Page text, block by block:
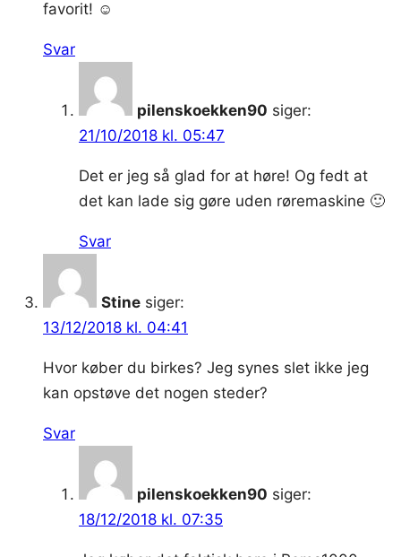
favorit! ☺️
Svar
pilenskoekken90 siger:
21/10/2018 kl. 05:47
Det er jeg så glad for at høre! Og fedt at
det kan lade sig gøre uden røremaskine 🙂
Svar
Stine siger:
13/12/2018 kl. 04:41
Hvor køber du birkes? Jeg synes slet ikke jeg
kan opstøve det nogen steder?
Svar
pilenskoekken90 siger:
18/12/2018 kl. 07:35